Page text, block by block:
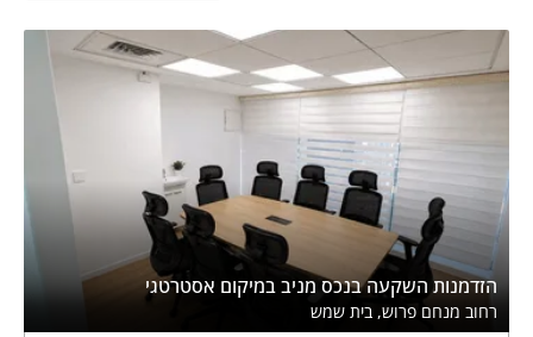
הזדמנות השקעה בנכס מניב במיקום אסטרטגי
רחוב מנחם פרוש, בית שמש